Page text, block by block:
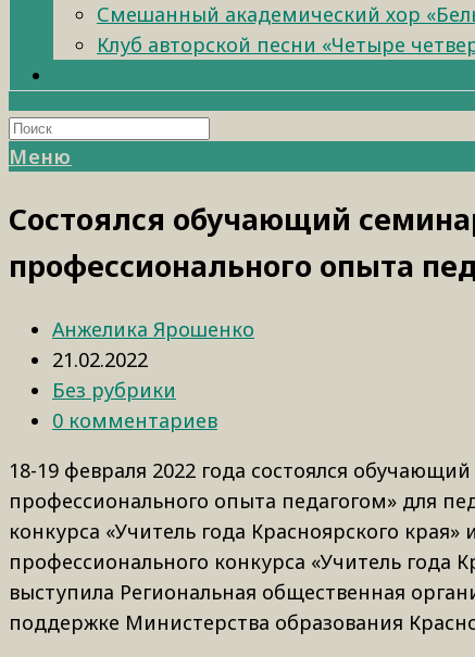
Смешанный академический хор
Клуб авторской песни «Четыре
Меню
Состоялся обучающий
профессионального опыта
Анжелика Ярошенко
21.02.2022
Без рубрики
0 комментариев
18-19 февраля 2022 года состоялся
профессионального опыта педагогом» для
конкурса «Учитель года Красноярского
профессионального конкурса «Учитель
выступила Региональная общественная
поддержке Министерства образования